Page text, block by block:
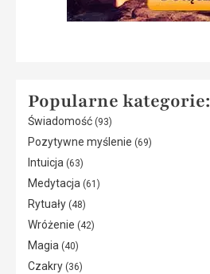
Popularne kategorie:
Świadomość (93)
Pozytywne myślenie (69)
Intuicja (63)
Medytacja (61)
Rytuały (48)
Wróżenie (42)
Magia (40)
Czakry (36)